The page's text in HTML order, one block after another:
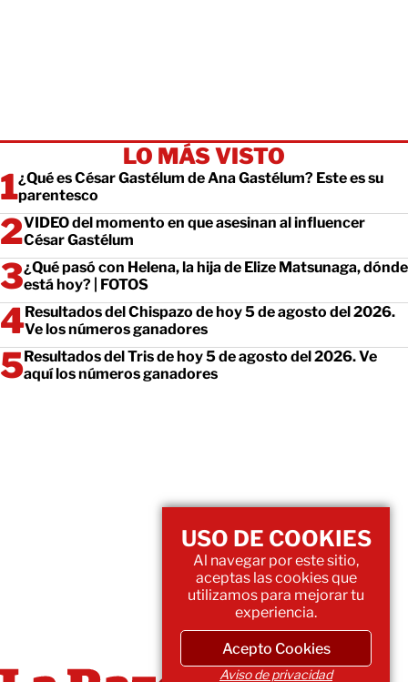
LO MÁS VISTO
¿Qué es César Gastélum de Ana Gastélum? Este es su
parentesco
VIDEO del momento en que asesinan al influencer
César Gastélum
¿Qué pasó con Helena, la hija de Elize Matsunaga, dónde
está hoy? | FOTOS
Resultados del Chispazo de hoy 5 de agosto del 2026.
Ve los números ganadores
Resultados del Tris de hoy 5 de agosto del 2026. Ve
aquí los números ganadores
USO DE COOKIES
Al navegar por este sitio,
aceptas las cookies que
utilizamos para mejorar tu
experiencia.
Acepto Cookies
Aviso de privacidad